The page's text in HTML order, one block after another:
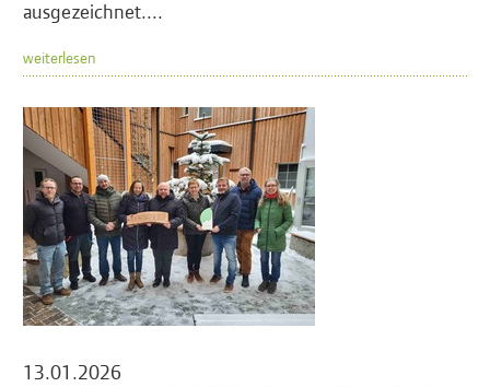
ausgezeichnet....
weiterlesen
13.01.2026